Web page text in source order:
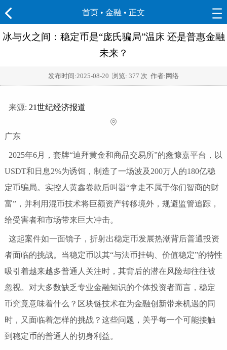
首页 • 金融 • 正文
冰与火之间：稳定币是“庞氏骗局”温床 还是普惠金融
未来？
发布时间:2025-08-20 浏览: 377 次 作者:网络
来源: 21世纪经济报道
广东
2025年6月，套牌“迪拜黄金和商品交易所”的鑫慷嘉平台，以
USDT和日息2%为诱饵，制造了一场波及200万人的180亿稳
定币骗局。实控人黄鑫卷款后叫嚣“拿走不属于你们智商的财
富”，并利用混币技术将巨额资产转移境外，规避监管追踪，
给受害者和市场带来巨大冲击。
这起案件如一面镜子，折射出稳定币发展热潮背后普通投资
者面临的挑战。当稳定币以其“与法币挂钩、价值稳定”的特性
吸引着越来越多普通人关注时，其背后的潜在风险却往往被
忽视。对大多数缺乏专业金融知识的个体投资者而言，稳定
币究竟意味着什么？区块链技术在为金融创新带来机遇的同
时，又面临着怎样的挑战？这些问题，关乎每一个可能接触
到稳定币的普通人的切身利益。